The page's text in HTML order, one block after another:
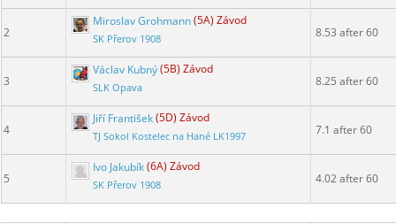
Adresa závodu
2
Miroslav Grohmann(5A) Závod
SK Přerov 1908 8.53 after 60
3
Václav Kubný(5B) Závod
SLK Opava 8.25 after 60
4
Jiří František(5D) Závod
TJ Sokol Kostelec na Hané LK1997 7.1 after 60
5
Ivo Jakubík(6A) Závod
SK Přerov 1908 4.02 after 60